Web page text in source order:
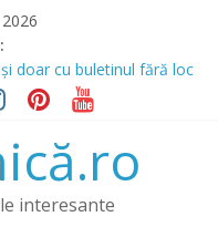
doar cu buletinul fără loc
opțiunea de a obține un
prin IFN
interesante